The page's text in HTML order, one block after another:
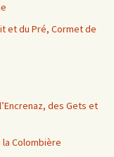
et du Pré, Cormet de
des Gets et
Colombière